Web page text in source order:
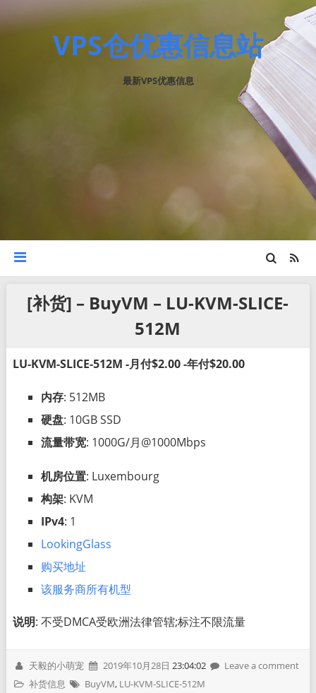
VPS仓优惠信息站
最新VPS优惠信息
[补货] – BuyVM – LU-KVM-SLICE-
512M
LU-KVM-SLICE-512M -月付$2.00 -年付$20.00
内存: 512MB
硬盘: 10GB SSD
流量带宽: 1000G/月@1000Mbps
机房位置: Luxembourg
构架: KVM
IPv4: 1
LookingGlass
购买地址
该服务商所有机型
说明: 不受DMCA受欧洲法律管辖;标注不限流量
天毅的小萌宠 2019年10月28日 23:04:02
Leave a comment
补货信息
BuyVM, LU-KVM-SLICE-512M